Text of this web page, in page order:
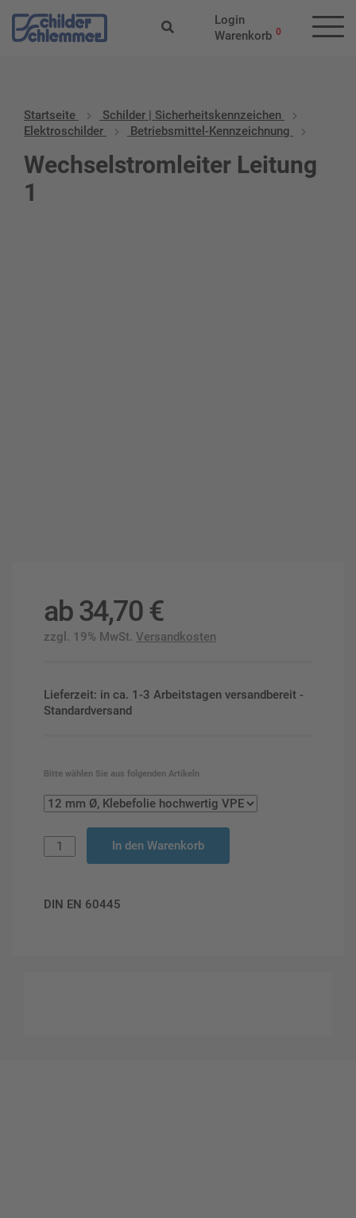
Login
Warenkorb 0
Startseite
Schilder | Sicherheitskennzeichen
Elektroschilder
Betriebsmittel-Kennzeichnung
Wechselstromleiter Leitung
1
ab34,70 €
zzgl. 19% MwSt. Versandkosten
Lieferzeit: in ca. 1-3 Arbeitstagen versandbereit -
Standardversand
Bitte wählen Sie aus folgenden Artikeln
In den Warenkorb
DIN EN 60445